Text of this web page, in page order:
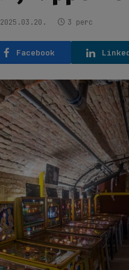
2025.03.20. 3 perc
Facebook